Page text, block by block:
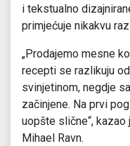
i tekstualno
primjećuje nikakvu
„Prodajemo mesne
recepti se razlikuju
svinjetinom, negdje
začinjene. Na prvi
uopšte slične“,
Mihael Ravn.